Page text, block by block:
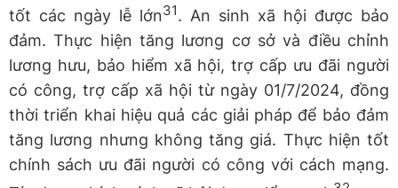
tốt các ngày lễ lớn31. An sinh xã hội được bảo
đảm. Thực hiện tăng lương cơ sở và điều chỉnh
lương hưu, bảo hiểm xã hội, trợ cấp ưu đãi người
có công, trợ cấp xã hội từ ngày 01/7/2024, đồng
thời triển khai hiệu quả các giải pháp để bảo đảm
tăng lương nhưng không tăng giá. Thực hiện tốt
chính sách ưu đãi người có công với cách mạng.